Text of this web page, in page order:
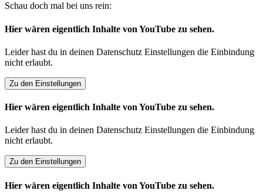
Schau doch mal bei uns rein:
Hier wären eigentlich Inhalte von YouTube zu sehen.
Leider hast du in deinen Datenschutz Einstellungen die Einbindung
nicht erlaubt.
Zu den Einstellungen
Hier wären eigentlich Inhalte von YouTube zu sehen.
Leider hast du in deinen Datenschutz Einstellungen die Einbindung
nicht erlaubt.
Zu den Einstellungen
Hier wären eigentlich Inhalte von YouTube zu sehen.